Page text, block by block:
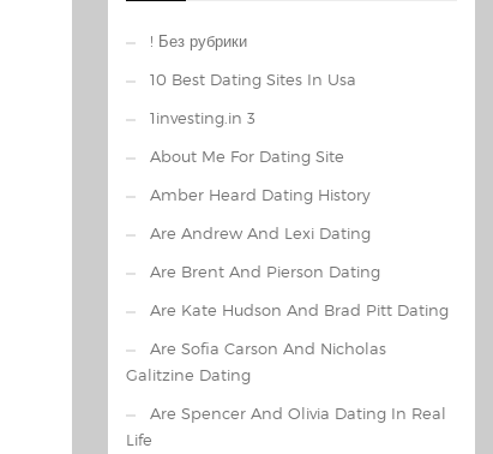
! Без рубрики
10 Best Dating Sites In Usa
1investing.in 3
About Me For Dating Site
Amber Heard Dating History
Are Andrew And Lexi Dating
Are Brent And Pierson Dating
Are Kate Hudson And Brad Pitt Dating
Are Sofia Carson And Nicholas
Galitzine Dating
Are Spencer And Olivia Dating In Real
Life